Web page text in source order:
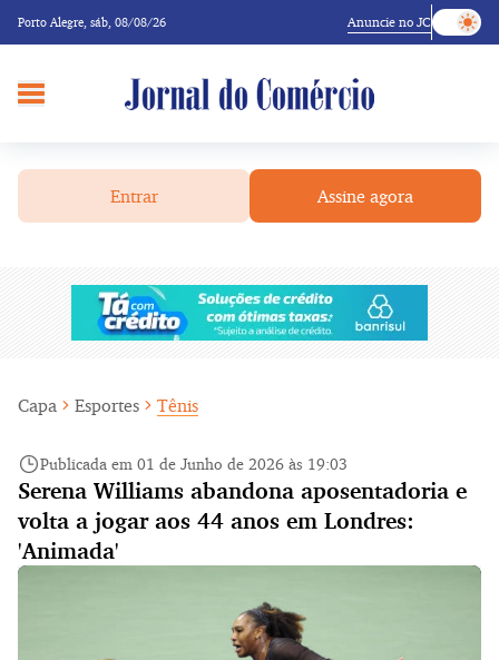
Porto Alegre, sáb, 08/08/26 Anuncie no JC
Entrar Assine agora
Capa Esportes Tênis
Publicada em 01 de Junho de 2026 às 19:03
Serena Williams abandona aposentadoria e
volta a jogar aos 44 anos em Londres:
'Animada'